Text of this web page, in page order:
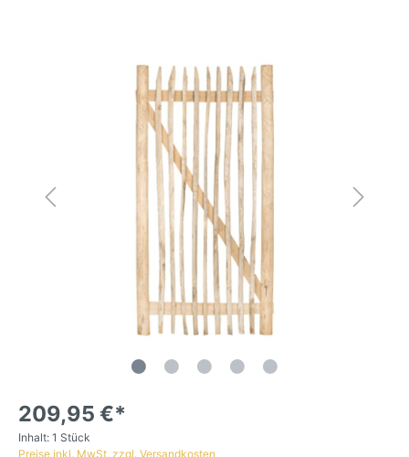
209,95 €*
Inhalt: 1 Stück
Preise inkl. MwSt. zzgl. Versandkosten